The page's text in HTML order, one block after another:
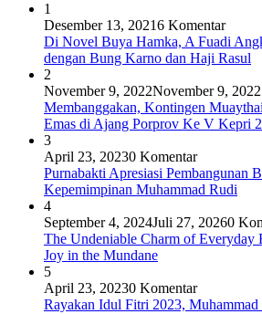
1
Desember 13, 20216 Komentar
Di Novel Buya Hamka, A Fuadi
dengan Bung Karno dan Haji Rasul
2
November 9, 2022November 9, 2022
Membanggakan, Kontingen
Emas di Ajang Porprov Ke V Kepri
3
April 23, 20230 Komentar
Purnabakti Apresiasi Pembangunan
Kepemimpinan Muhammad Rudi
4
September 4, 2024Juli 27, 20260
The Undeniable Charm of Everyday
Joy in the Mundane
5
April 23, 20230 Komentar
Rayakan Idul Fitri 2023,